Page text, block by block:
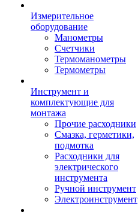
Измерительное
оборудование
Манометры
Счетчики
Термоманометры
Термометры
Инструмент и
комплектующие для
монтажа
Прочие расходники
Смазка, герметики,
подмотка
Расходники для
электрического
инструмента
Ручной инструмент
Электроинструмент